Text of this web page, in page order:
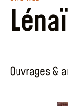
Ouvrages &